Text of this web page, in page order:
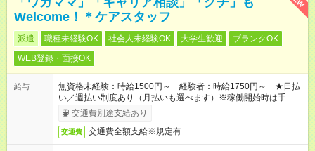
Welcome！＊ケアスタッフ
派遣 職種未経験OK 社会人未経験OK 大学生歓迎
ブランクOK
WEB登録・面接OK
給与
無資格未経験：時給1500円～ 経験者：時給1750円～ ★日払
い／週払い制度あり（月払いも選べます）※稼働開始時は手続き
完了次第のお支払いとなります。
交通費別途支給あり
交通費 交通費全額支給※規定有